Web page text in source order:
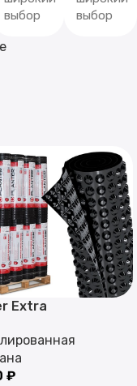
выбор
выбор
Extra
₽